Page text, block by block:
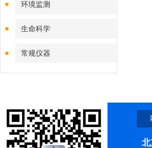
环境监测
生命科学
常规仪器